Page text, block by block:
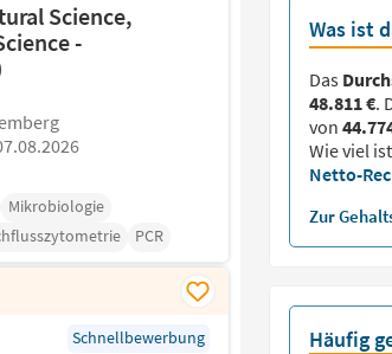
Science,
-
Mikrobiologie
PCR
Schnellbewerbung
Was ist
Das
48.811 €.
von
Wie viel
Netto-
Zur
Häufig